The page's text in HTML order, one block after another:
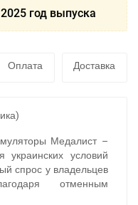
год выпуска
Оплата Доставка
Медалист –
условий
спрос у владельцев
отменным